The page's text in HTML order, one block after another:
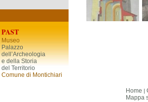
PAST
Museo
Palazzo
dell’Archeologia
e della Storia
del Territorio
Comune di Montichiari
Home |
Mappa